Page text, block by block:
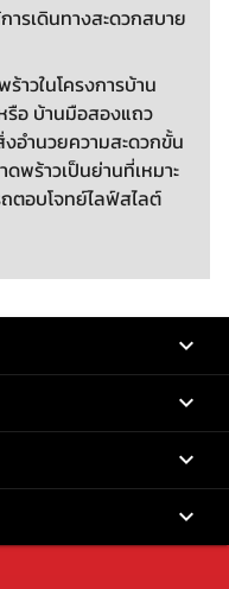
ารเดินทางสะดวกสบาย
าวในโครงการบ้าน
รือ บ้านมือสองแถว
อำนวยความสะดวกขั้น
พร้าวเป็นย่านที่เหมาะ
ตอบโจทย์ไลฟ์สไลต์